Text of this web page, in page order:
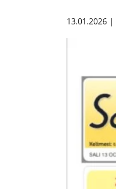
13.01.2026